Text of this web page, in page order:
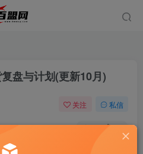
盘与计划(更新10月)
关注 私信
54 20